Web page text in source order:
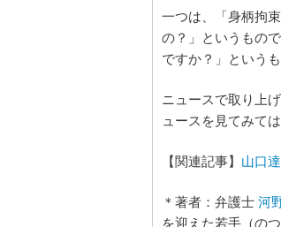
一つは、「身柄拘
の？」というもの
ですか？」というも
ニュースで取り上
ュースを見てみて
【関連記事】 山口
＊著者：弁護士 河
を迎えた若手（の